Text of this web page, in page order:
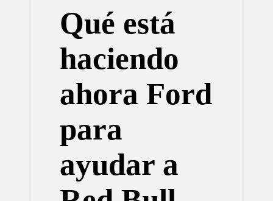
Qué está
haciendo
ahora Ford
para
ayudar a